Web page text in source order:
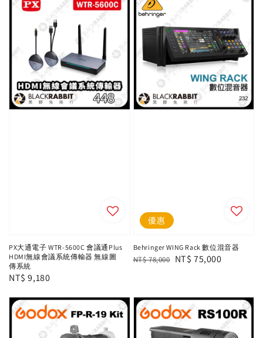
PX大通電子 WTR-5600C 會議通Plus
HDMI無線會議系統傳輸器 無線圖
傳系統
Regular
NT$ 9,180
優惠
Behringer WING Rack 數位混音器
Regular
NT$ 78,000 Sale
NT$ 75,000